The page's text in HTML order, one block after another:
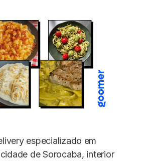
especializado em
de Sorocaba, interior